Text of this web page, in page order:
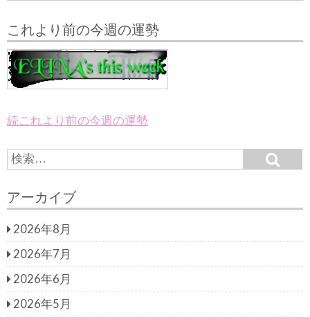
これより前の今週の運勢
続これより前の今週の運勢
S
e
r
h
o
r:
e
h
アーカイブ
2026年8月
2026年7月
2026年6月
2026年5月